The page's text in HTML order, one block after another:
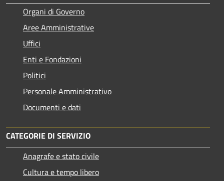
Organi di Governo
Aree Amministrative
Uffici
Enti e Fondazioni
Politici
Personale Amministrativo
Documenti e dati
CATEGORIE DI SERVIZIO
Anagrafe e stato civile
Cultura e tempo libero